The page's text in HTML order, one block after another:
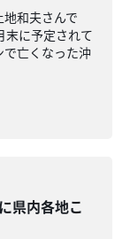
和夫さんで
末に予定されて
で亡くなった沖
県内各地こ